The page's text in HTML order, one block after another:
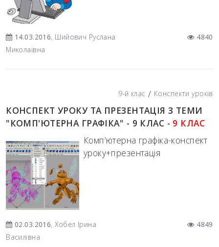
14.03.2016, Шийович Руслана
Миколаївна
4840
9-й клас / Конспекти уроків
КОНСПЕКТ УРОКУ ТА ПРЕЗЕНТАЦІЯ З ТЕМИ
"КОМП'ЮТЕРНА ГРАФІКА" - 9 КЛАС - 9 КЛАС
Комп’ютерна графіка-конспект
уроку+презентація
02.03.2016, Хобел Ірина
Василівна
4849